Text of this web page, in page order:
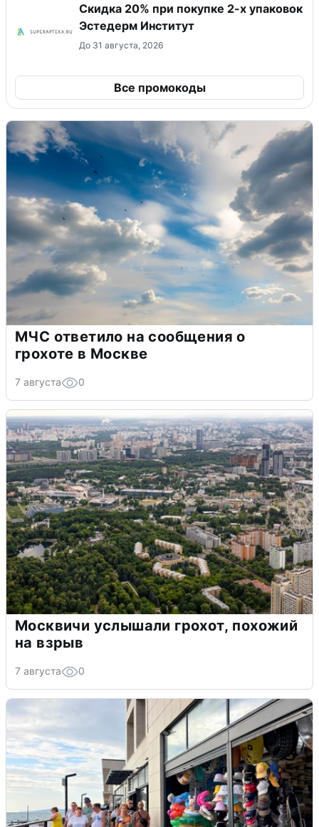
Скидка 20% при покупке 2-х упаковок
Эстедерм Институт
До 31 августа, 2026
Все промокоды
МЧС ответило на сообщения о
грохоте в Москве
7 августа 0
Москвичи услышали грохот, похожий
на взрыв
7 августа 0